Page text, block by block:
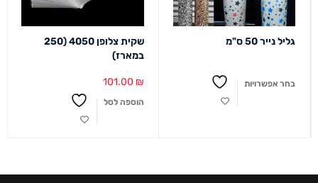
גליל נייר 50 ס"מ
בחר אפשרויות
שקית צלופן 4050 (250
במארז)
101.00 ₪
הוספה לסל